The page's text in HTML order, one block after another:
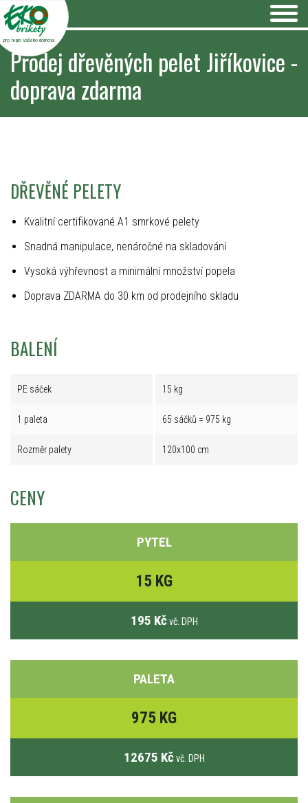
pro teplo Vašeho domova
Prodej dřevěných pelet Jiříkovice -
doprava zdarma
DŘEVĚNÉ PELETY
Kvalitní certifikované A1 smrkové pelety
Snadná manipulace, nenáročné na skladování
Vysoká výhřevnost a minimální množství popela
Doprava ZDARMA do 30 km od prodejního skladu
BALENÍ
PE sáček 15 kg
1 paleta 65 sáčků = 975 kg
Rozměr palety 120x100 cm
CENY
PYTEL
15 KG
195 Kč vč. DPH
PALETA
975 KG
12675 Kč vč. DPH